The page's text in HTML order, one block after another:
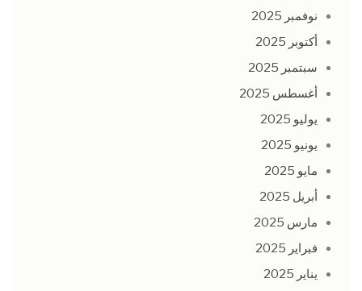
نوفمبر 2025
أكتوبر 2025
سبتمبر 2025
أغسطس 2025
يوليو 2025
يونيو 2025
مايو 2025
أبريل 2025
مارس 2025
فبراير 2025
يناير 2025